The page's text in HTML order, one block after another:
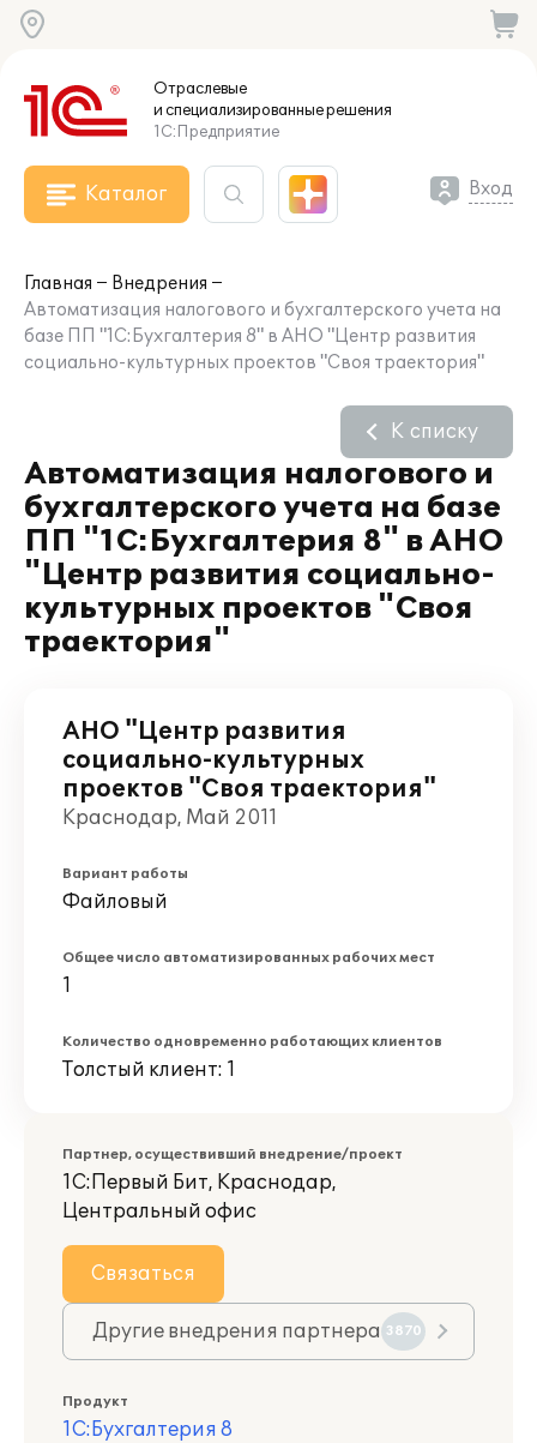
Отраслевые
и специализированныерешения
1С:Предприятие
Каталог Вход
Главная
Внедрения
Автоматизация налогового и бухгалтерского учета на
базе ПП "1С:Бухгалтерия 8" в АНО "Центр развития
социально-культурных проектов "Своя траектория"
Автоматизация налогового и
бухгалтерского учета на базе
ПП "1С:Бухгалтерия 8" в АНО
"Центр развития социально-
культурных проектов "Своя
траектория"
К списку
АНО "Центр развития
социально-культурных
проектов "Своя траектория"
Краснодар, Май 2011
Вариант работы
Файловый
Общее число автоматизированных рабочих мест
1
Количество одновременно работающих клиентов
Толстый клиент: 1
Партнер, осуществивший внедрение/проект
1С:Первый Бит, Краснодар,
Центральный офис
Связаться
Другие внедрения партнера 3870
Продукт
1С:Бухгалтерия 8